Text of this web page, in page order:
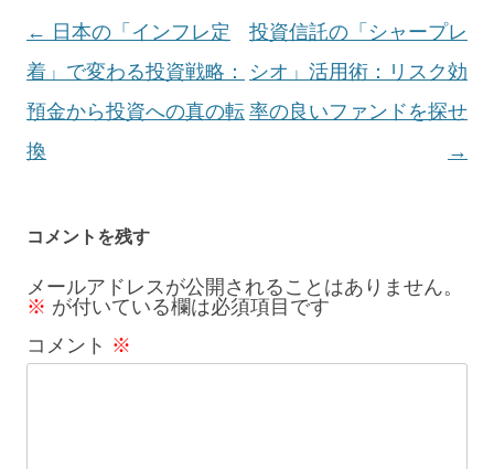
投
稿
ナ
ビ
ー
ョ
ン
← 日本の「インフレ定
着」で変わる投資戦略：
預金から投資への真の転
換
投資信託の「シャープレ
シオ」活用術：リスク効
率の良いファンドを探せ
→
コメントを残す
メールアドレスが公開されることはありません。
※ が付いている欄は必須項目です
コメント ※